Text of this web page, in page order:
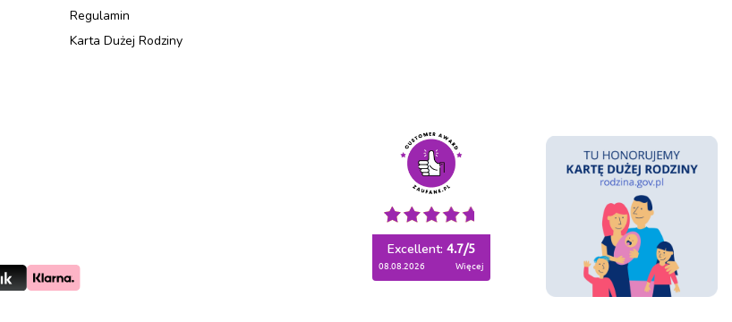
Regulamin
Karta Dużej Rodziny
Excellent: 4.7/5
08.08.2026 więcej